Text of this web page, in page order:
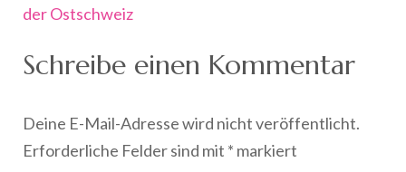
der Ostschweiz
Schreibe einen Kommentar
Deine E-Mail-Adresse wird nicht veröffentlicht.
Erforderliche Felder sind mit * markiert